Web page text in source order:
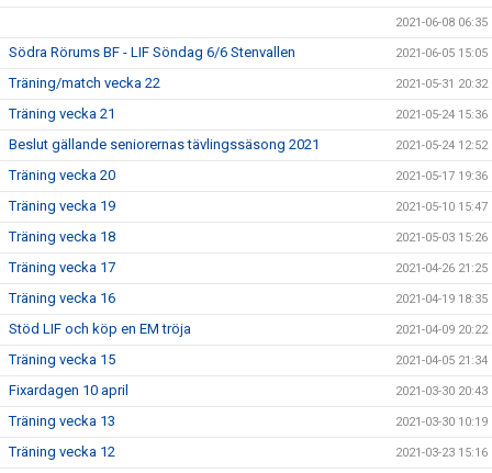
2021-06-08 06:35
Södra Rörums BF - LIF Söndag 6/6 Stenvallen 2021-06-05 15:05
Träning/match vecka 22 2021-05-31 20:32
Träning vecka 21 2021-05-24 15:36
Beslut gällande seniorernas tävlingssäsong 2021 2021-05-24 12:52
Träning vecka 20 2021-05-17 19:36
Träning vecka 19 2021-05-10 15:47
Träning vecka 18 2021-05-03 15:26
Träning vecka 17 2021-04-26 21:25
Träning vecka 16 2021-04-19 18:35
Stöd LIF och köp en EM tröja 2021-04-09 20:22
Träning vecka 15 2021-04-05 21:34
Fixardagen 10 april 2021-03-30 20:43
Träning vecka 13 2021-03-30 10:19
Träning vecka 12 2021-03-23 15:16